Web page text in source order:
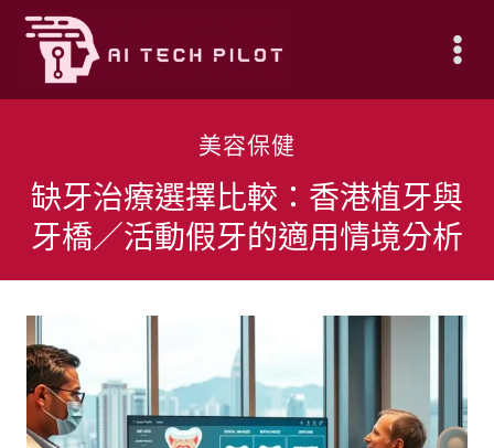
Skip
content
美容保健
缺牙治療選擇比較：香港植牙與
牙橋／活動假牙的適用情境分析